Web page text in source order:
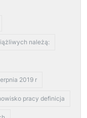
należą:
2019 r
pracy definicja